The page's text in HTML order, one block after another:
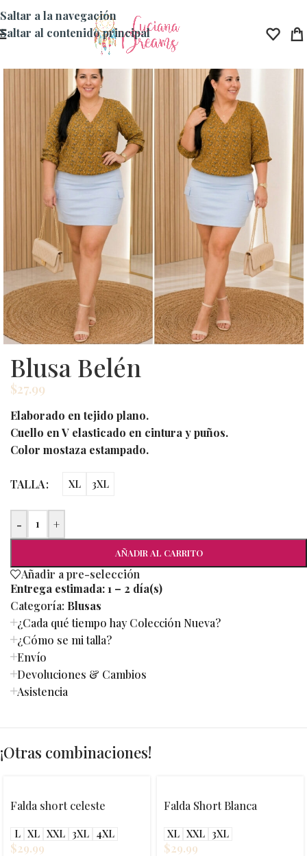
Saltar a la navegación
Saltar al contenido principal
Blusa Belén
$27.99
Elaborado en tejido plano.
Cuello en V elasticado en cintura y puños.
Color mostaza estampado.
TALLA XL 3XL
- +
AÑADIR AL CARRITO
Añadir a pre-selección
Entrega estimada:1 – 2 día(s)
Categoría: Blusas
¿Cada qué tiempo hay Colección Nueva?
¿Cómo se mi talla?
Envío
Devoluciones & Cambios
Asistencia
¡Otras combinaciones!
Falda short celeste
L XL XXL 3XL 4XL
$29.99
Falda Short Blanca
XL XXL 3XL
$29.99